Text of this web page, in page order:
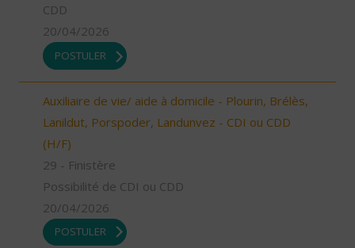
CDD
20/04/2026
POSTULER
Auxiliaire de vie/ aide à domicile - Plourin, Brélès,
Lanildut, Porspoder, Landunvez - CDI ou CDD
(H/F)
29 - Finistère
Possibilité de CDI ou CDD
20/04/2026
POSTULER